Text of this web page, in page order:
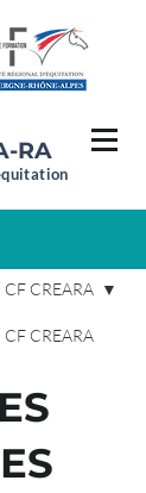
RA
CF CREARA
CF CREARA